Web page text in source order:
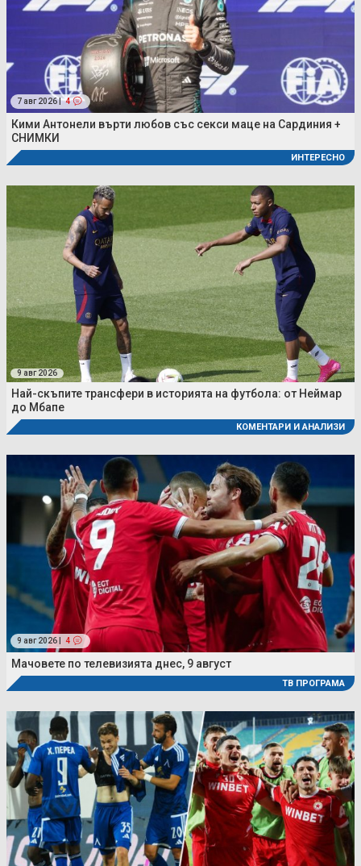
7 авг 2026 | 4
Кими Антонели върти любов със секси маце на Сардиния +
СНИМКИ
ИНТЕРЕСНО
9 авг 2026
Най-скъпите трансфери в историята на футбола: от Неймар
до Мбапе
КОМЕНТАРИ И АНАЛИЗИ
9 авг 2026 | 4
Мачовете по телевизията днес, 9 август
ТВ ПРОГРАМА